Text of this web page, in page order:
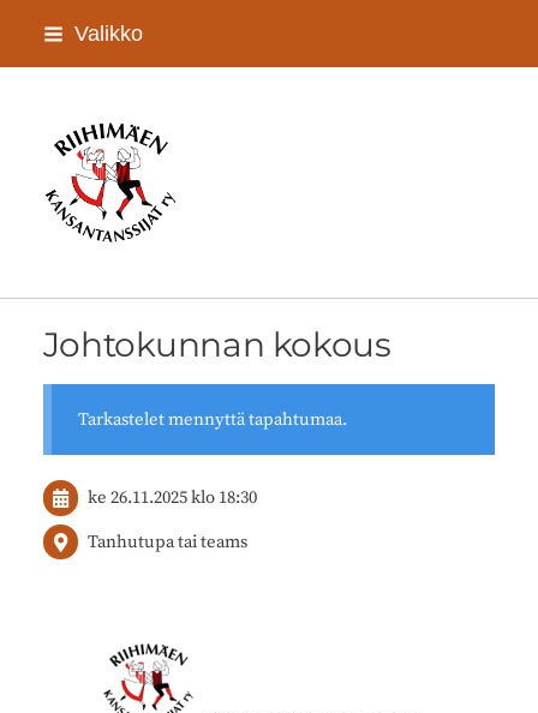
Siirry
Valikko
Riihimäen Kansantanssijat ry
Johtokunnan kokous
Tarkastelet mennyttä tapahtumaa.
ke 26.11.2025klo 18:30
Tanhutupa tai teams